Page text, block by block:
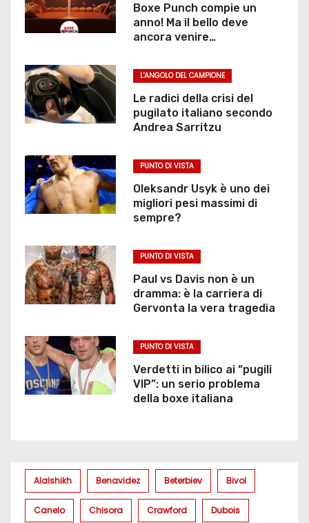
Boxe Punch compie un
anno! Ma il bello deve
ancora venire…
L'ANGOLO DEL CAMPIONE
Le radici della crisi del
pugilato italiano secondo
Andrea Sarritzu
PUNTO DI VISTA
Oleksandr Usyk è uno dei
migliori pesi massimi di
sempre?
PUNTO DI VISTA
Paul vs Davis non è un
dramma: è la carriera di
Gervonta la vera tragedia
PUNTO DI VISTA
Verdetti in bilico ai “pugili
VIP”: un serio problema
della boxe italiana
Alalshikh Benavidez Beterbiev Bivol
Canelo Chisora Crawford Dubois